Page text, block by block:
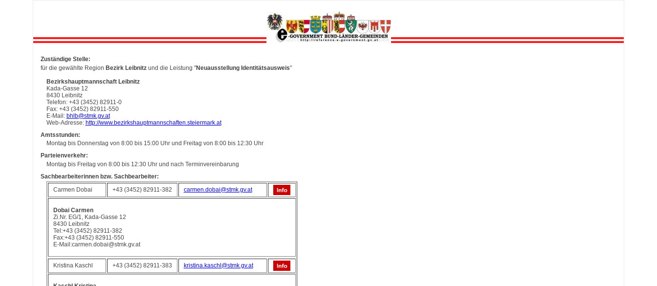
Zuständige Stelle:
für die gewählte Region Bezirk Leibnitzund die Leistung "Neuausstellung Identitätsausweis"
Bezirkshauptmannschaft Leibnitz
Kada-Gasse 12
8430 Leibnitz
Telefon: +43 (3452) 82911-0
Fax: +43 (3452) 82911-550
E-Mail: bhlb@stmk.gv.at
Web-Adresse: http://www.bezirkshauptmannschaften.steiermark.at
Amtsstunden:
Montag bis Donnerstag von 8:00 bis 15:00 Uhr und Freitag von 8:00 bis 12:30 Uhr
Parteienverkehr:
Montag bis Freitag von 8:00 bis 12:30 Uhr und nach Terminvereinbarung
Sachbearbeiterinnen bzw. Sachbearbeiter:
Carmen Dobai
+43 (3452) 82911-382 carmen.dobai@stmk.gv.at
Dobai Carmen
Zi.Nr. EG/1, Kada-Gasse 12
8430 Leibnitz
Tel:+43 (3452) 82911-382
Fax:+43 (3452) 82911-550
E-Mail:carmen.dobai@stmk.gv.at
Kristina Kaschl +43 (3452) 82911-383 kristina.kaschl@stmk.gv.at